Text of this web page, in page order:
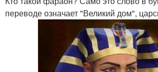
переводе означает "Великий дом",